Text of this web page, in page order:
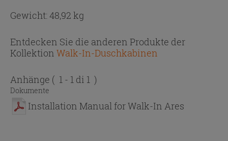
Gewicht: 48,92 kg
Entdecken Sie die anderen Produkte der
Kollektion Walk-In-Duschkabinen
Anhänge ( 1 - 1 di 1 )
Dokumente
Installation Manual for Walk-In Ares